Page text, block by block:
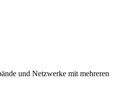
und Netzwerke mit mehreren